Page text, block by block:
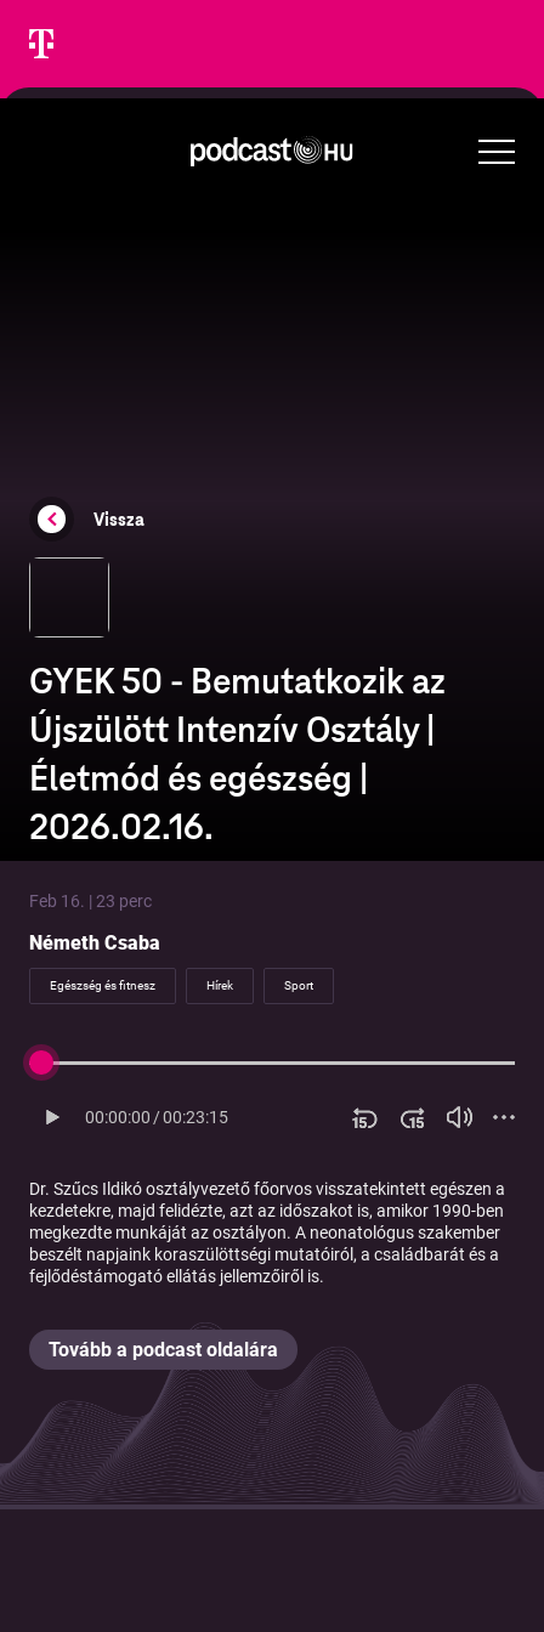
Vissza
GYEK 50 - Bemutatkozik az
Újszülött Intenzív Osztály |
Életmód és egészség |
2026.02.16.
Feb 16. | 23 perc
Németh Csaba
Egészség és fitnesz Hírek Sport
00:00:00/00:23:15
Dr. Szűcs Ildikó osztályvezető főorvos visszatekintett egészen a
kezdetekre, majd felidézte, azt az időszakot is, amikor 1990-ben
megkezdte munkáját az osztályon. A neonatológus szakember
beszélt napjaink koraszülöttségi mutatóiról, a családbarát és a
fejlődéstámogató ellátás jellemzőiről is.
Tovább a podcast oldalára